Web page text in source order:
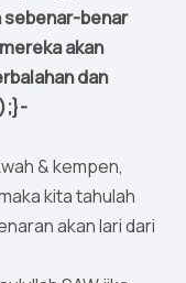
sebenar-benar
akan
dan
& kempen,
kita tahulah
akan lari dari